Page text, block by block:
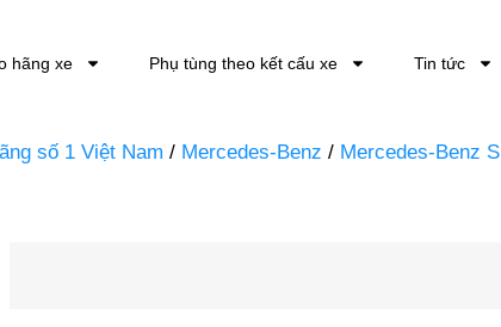
hãng xe Phụ tùng theo kết cấu xe Tin tức
số 1 Việt Nam / Mercedes-Benz / Mercedes-Benz S